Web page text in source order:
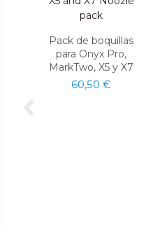
Pack de boquillas
para Onyx Pro,
MarkTwo, X5 y X7
60,50 €